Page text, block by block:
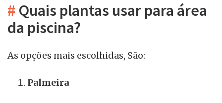
# Quais plantas usar para área
da piscina?
As opções mais escolhidas, São:
Palmeira